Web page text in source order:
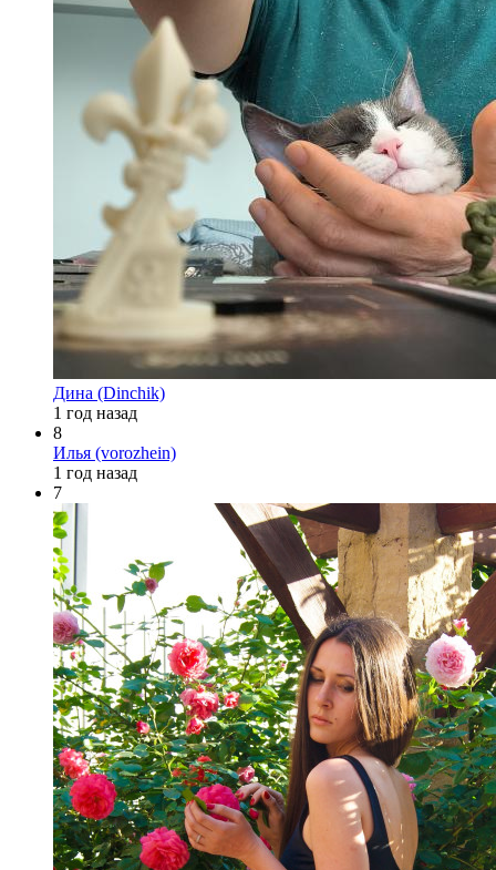
Дина (Dinchik)
1 год назад
8
Илья (vorozhein)
1 год назад
7